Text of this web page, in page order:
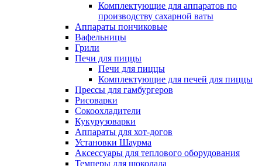
Комплектующие для аппаратов по
производству сахарной ваты
Аппараты пончиковые
Вафельницы
Грили
Печи для пиццы
Печи для пиццы
Комплектующие для печей для пиццы
Прессы для гамбургеров
Рисоварки
Сокоохладители
Кукурузоварки
Аппараты для хот-догов
Установки Шаурма
Аксессуары для теплового оборудования
Темперы для шоколада